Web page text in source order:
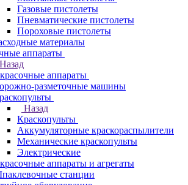
Газовые пистолеты
Пневматические пистолеты
Пороховые пистолеты
материалы
аппараты
Назад
аппараты
разметочные машины
Назад
Краскопульты
Аккумуляторные краскораспылители
Механические краскопульты
Электрические
аппараты и агрегаты
станции